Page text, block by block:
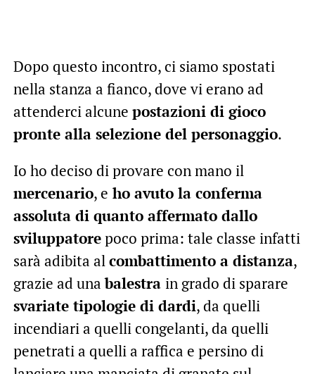
Dopo questo incontro, ci siamo spostati
nella stanza a fianco, dove vi erano ad
attenderci alcune postazioni di gioco
pronte alla selezione del personaggio.
Io ho deciso di provare con mano il
mercenario, e ho avuto la conferma
assoluta di quanto affermato dallo
sviluppatorepoco prima: tale classe infatti
sarà adibita alcombattimento a distanza,
grazie ad unabalestra in grado di sparare
svariate tipologie di dardi, da quelli
incendiari a quelli congelanti, da quelli
penetrati a quelli a raffica e persino di